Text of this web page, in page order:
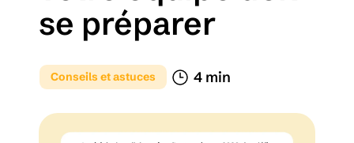
Conseils et astuces 4 min
se préparer